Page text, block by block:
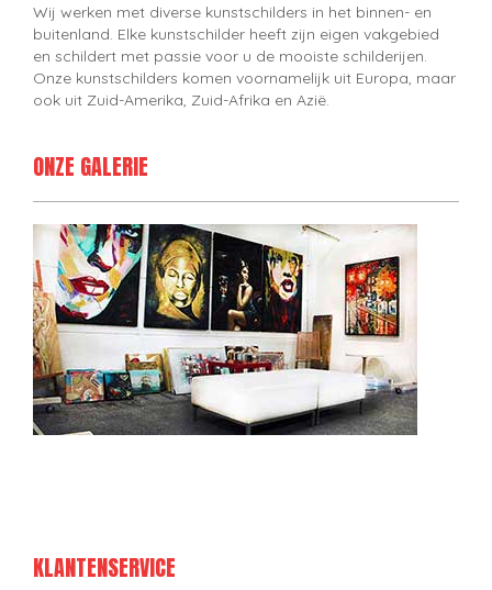
Wij werken met diverse kunstschilders in het binnen- en
buitenland. Elke kunstschilder heeft zijn eigen vakgebied
en schildert met passie voor u de mooiste schilderijen.
Onze kunstschilders komen voornamelijk uit Europa, maar
ook uit Zuid-Amerika, Zuid-Afrika en Azië.
ONZE GALERIE
KLANTENSERVICE